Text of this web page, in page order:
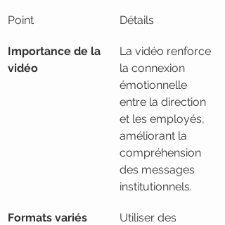
Point Détails
Importance de la
vidéo
La vidéo renforce
la connexion
émotionnelle
entre la direction
et les employés,
améliorant la
compréhension
des messages
institutionnels.
Formats variés
Utiliser des